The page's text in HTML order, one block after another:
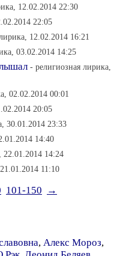
12.02.2014 22:30
22:05
12.02.2014 16:21
03.02.2014 14:25
- религиозная лирика,
02.02.2014 00:01
20:05
30.01.2014 23:33
14:40
22.01.2014 14:24
11:10
101-150 →
, Алекс Мороз,